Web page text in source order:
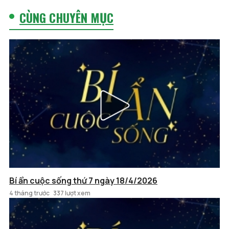
CÙNG CHUYÊN MỤC
Bí ẩn cuộc sống thứ 7 ngày 18/4/2026
4 tháng trước 337 lượt xem